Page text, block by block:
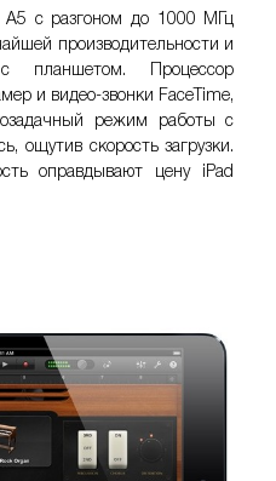
A5 с разгоном до 1000 МГц
производительности и
планшетом. Процессор
и видео-звонки FaceTime,
режим работы с
ощутив скорость загрузки.
оправдывают цену
iPad